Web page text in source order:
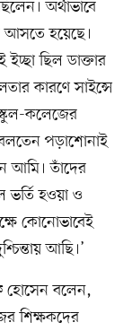
অর্থাভাবে
আসতে হয়েছে।
ছিল ডাক্তার
কারণে সাইন্সে
স্কুল-কলেজের
পড়াশোনাই
আমি। তাঁদের
ভর্তি হওয়া ও
কোনোভাবেই
আছি।’
হোসেন বলেন,
শিক্ষকদের